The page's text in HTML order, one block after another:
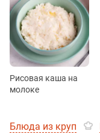
Рисовая каша на
молоке
Блюда из круп